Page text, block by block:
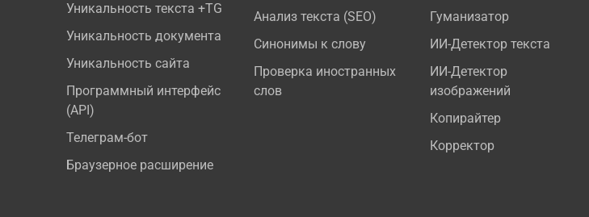
Уникальность текста +TG
Уникальность документа
Уникальность сайта
Программный интерфейс
(API)
Телеграм-бот
Браузерное расширение
Анализ текста (SEO)
Синонимы к слову
Проверка иностранных
слов
Гуманизатор
ИИ-Детектор текста
ИИ-Детектор
изображений
Копирайтер
Корректор